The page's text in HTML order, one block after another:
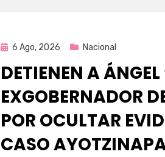
Publicada
6 Ago, 2026 Nacional
DETIENEN A ÁNGEL
EXGOBERNADOR
POR OCULTAR
CASO